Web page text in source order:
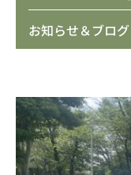
お知らせ＆ブログ